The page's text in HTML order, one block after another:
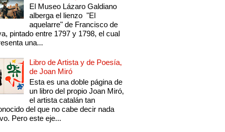
El Museo Lázaro Galdiano
alberga el lienzo "El
aquelarre" de Francisco de
pintado entre 1797 y 1798, el cual
una...
Libro de Artista y de Poesía,
de Joan Miró
Esta es una doble página de
un libro del propio Joan Miró,
el artista catalán tan
del que no cabe decir nada
Pero este eje...